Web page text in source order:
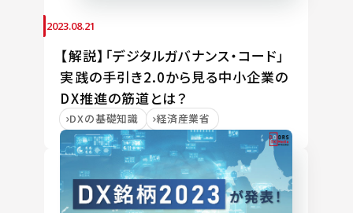
2023.08.21
【解説】「デジタルガバナンス・コード」
実践の手引き2.0から見る中小企業の
DX推進の筋道とは？
DXの基礎知識 経済産業省